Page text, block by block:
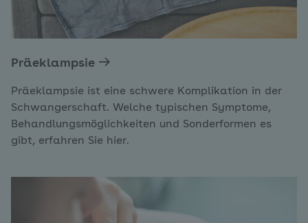
Präeklampsie
Präeklampsie ist eine schwere Komplikation in der
Schwangerschaft. Welche typischen Symptome,
Behandlungsmöglichkeiten und Sonderformen es
gibt, erfahren Sie hier.